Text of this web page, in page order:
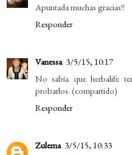
Apuntada muchas gracias!!
Responder
Vanessa 3/5/15, 10:17
No sabía que herbalife
probarlos. (compartido)
Responder
Zulema 3/5/15, 10:33